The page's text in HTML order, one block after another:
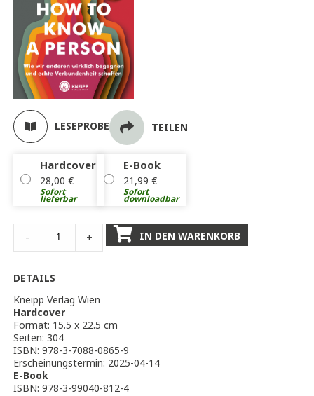
LESEPROBE TEILEN
Hardcover
28,00 €
Sofort
lieferbar
E-Book
21,99 €
Sofort
downloadbar
- + IN DEN WARENKORB
DETAILS
Kneipp Verlag Wien
Hardcover
Format: 15.5 x 22.5 cm
Seiten: 304
ISBN: 978-3-7088-0865-9
Erscheinungstermin: 2025-04-14
E-Book
ISBN: 978-3-99040-812-4